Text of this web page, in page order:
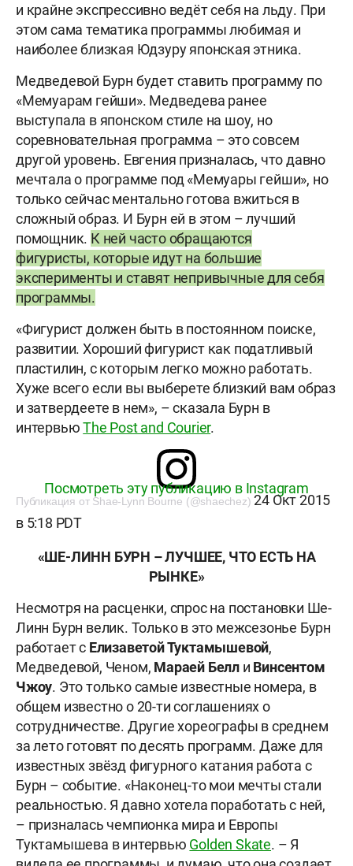
и крайне экспрессивно ведёт себя на льду. При
этом сама тематика программы любимая и
наиболее близкая Юдзуру японская этника.
Медведевой Бурн будет ставить программу по
«Мемуарам гейши». Медведева ранее
выступала в японском стиле на шоу, но
соревновательная программа – это совсем
другой уровень. Евгения призналась, что давно
мечтала о программе под «Мемуары гейши», но
только сейчас ментально готова вжиться в
сложный образ. И Бурн ей в этом – лучший
помощник. К ней часто обращаются
фигуристы, которые идут на большие
эксперименты и ставят непривычные для себя
программы.
«Фигурист должен быть в постоянном поиске,
развитии. Хороший фигурист как податливый
пластилин, с которым легко можно работать.
Хуже всего если вы выберете близкий вам образ
и затвердеете в нем», – сказала Бурн в
интервьюThe Post and Courier.
Посмотреть эту публикацию в Instagram
Публикация от Shae-Lynn Bourne (@shaechez) 24 Окт 2015
в 5:18 PDT
«ШЕ-ЛИНН БУРН – ЛУЧШЕЕ, ЧТО ЕСТЬ НА
РЫНКЕ»
Несмотря на расценки, спрос на постановки Ше-
Линн Бурн велик. Только в это межсезонье Бурн
работает с Елизаветой Туктамышевой,
Медведевой, Ченом, Мараей Белл и Винсентом
Чжоу. Это только самые известные номера, в
общем известно о 20-ти соглашениях о
сотрудничестве. Другие хореографы в среднем
за лето готовят по десять программ. Даже для
известных звёзд фигурного катания работа с
Бурн – событие. «Наконец-то мои мечты стали
реальностью. Я давно хотела поработать с ней,
– призналась чемпионка мира и Европы
Туктамышева в интервью Golden Skate. – Я